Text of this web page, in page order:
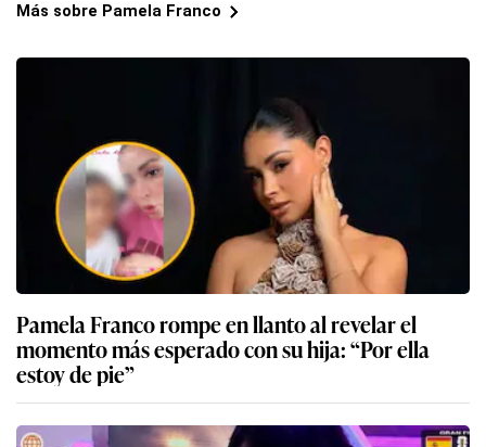
Más sobre Pamela Franco
Pamela Franco rompe en llanto al revelar el
momento más esperado con su hija: “Por ella
estoy de pie”